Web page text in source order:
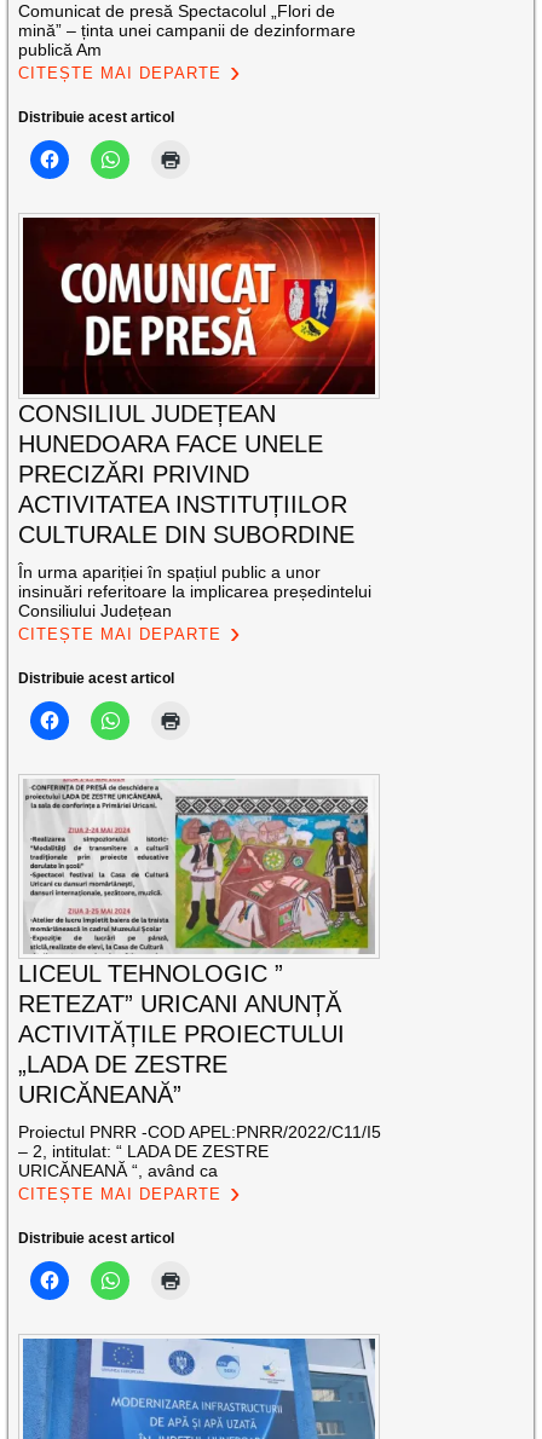
Comunicat de presă Spectacolul „Flori de
mină” – ținta unei campanii de dezinformare
publică Am
CITEȘTE MAI DEPARTE
Distribuie acest articol
CONSILIUL JUDEȚEAN
HUNEDOARA FACE UNELE
PRECIZĂRI PRIVIND
ACTIVITATEA INSTITUȚIILOR
CULTURALE DIN SUBORDINE
În urma apariției în spațiul public a unor
insinuări referitoare la implicarea președintelui
Consiliului Județean
CITEȘTE MAI DEPARTE
Distribuie acest articol
LICEUL TEHNOLOGIC ”
RETEZAT” URICANI ANUNȚĂ
ACTIVITĂȚILE PROIECTULUI
„LADA DE ZESTRE
URICĂNEANĂ”
Proiectul PNRR -COD APEL:PNRR/2022/C11/I5
– 2, intitulat: “ LADA DE ZESTRE
URICĂNEANĂ “, având ca
CITEȘTE MAI DEPARTE
Distribuie acest articol